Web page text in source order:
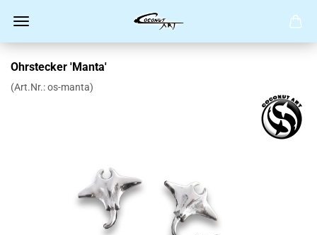
Ohrstecker 'Manta'
(Art.Nr.:os-manta)